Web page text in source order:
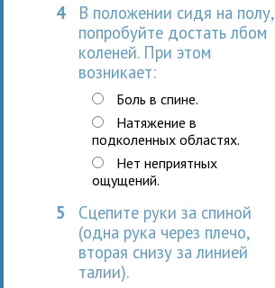
4
В положении сидя на полу,
попробуйте достать лбом
коленей. При этом
возникает:
Боль в спине.
Натяжение в
подколенных областях.
Нет неприятных
ощущений.
5
Сцепите руки за спиной
(одна рука через плечо,
вторая снизу за линией
талии).